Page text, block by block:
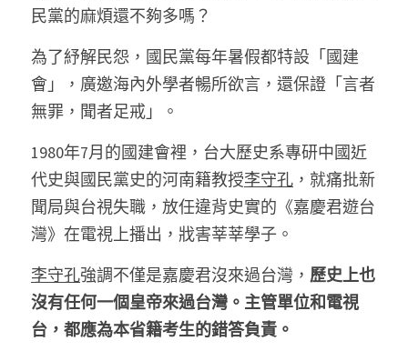
民黨的麻煩還不夠多嗎？
為了紓解民怨，國民黨每年暑假都特設「國建
會」，廣邀海內外學者暢所欲言，還保證「言者
無罪，聞者足戒」。
1980年7月的國建會裡，台大歷史系專研中國近
代史與國民黨史的河南籍教授李守孔 ，就痛批新
聞局與台視失職，放任違背史實的《嘉慶君遊台
灣》在電視上播出，戕害莘莘學子。
李守孔強調不僅是嘉慶君沒來過台灣， 歷史上也
沒有任何一個皇帝來過台灣。主管單位和電視
台，都應為本省籍考生的錯答負責。